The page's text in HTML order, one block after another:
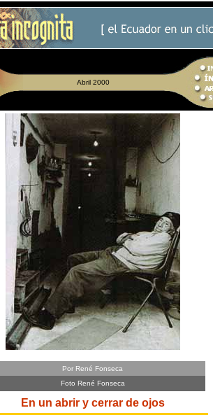
Abril 2000
Por René Fonseca
Foto René Fonseca
En un abrir y cerrar de ojos